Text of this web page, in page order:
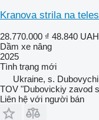
Kranova strila na
28.770.000 ₫ 48.840 UAH
Dầm xe nâng
2025
Tình trạng mới
Ukraine, s. Dubovychi
TOV "Dubovickiy zavod
Liên hệ với người bán